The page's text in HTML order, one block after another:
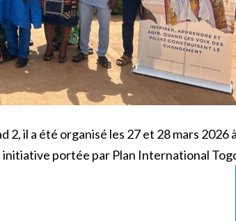
il a été organisé les 27 et 28 mars
portée par Plan International